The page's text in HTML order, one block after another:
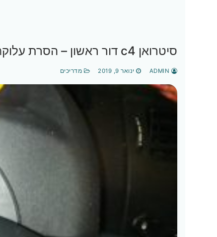
סיטרואן c4 דור ראשון – הסרת עלוקה \ קודנית
ינואר 9, 2019 מדריכים